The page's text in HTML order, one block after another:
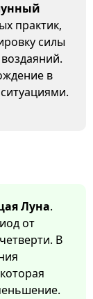
практик,
силы
в
Луна.
от
В